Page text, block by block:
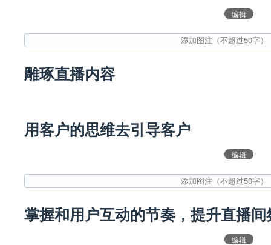
编辑
雕琢直播内容
用客户的思维去引导客户
编辑
掌握和用户互动的节奏，提升直播间
编辑